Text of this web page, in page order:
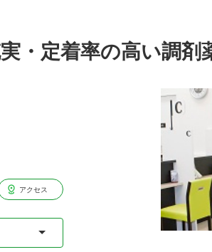
定着率の高い調剤
アクセス